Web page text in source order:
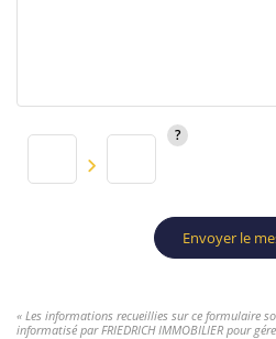
Envoyer le
« Les informations recueillies sur ce formulaire
informatisé par FRIEDRICH IMMOBILIER pour